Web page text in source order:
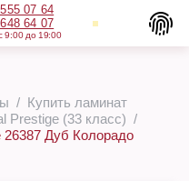
07 64
64 07
9:00 до 19:00
Купить ламинат
Prestige (33 класс)
26387 Дуб Колорадо